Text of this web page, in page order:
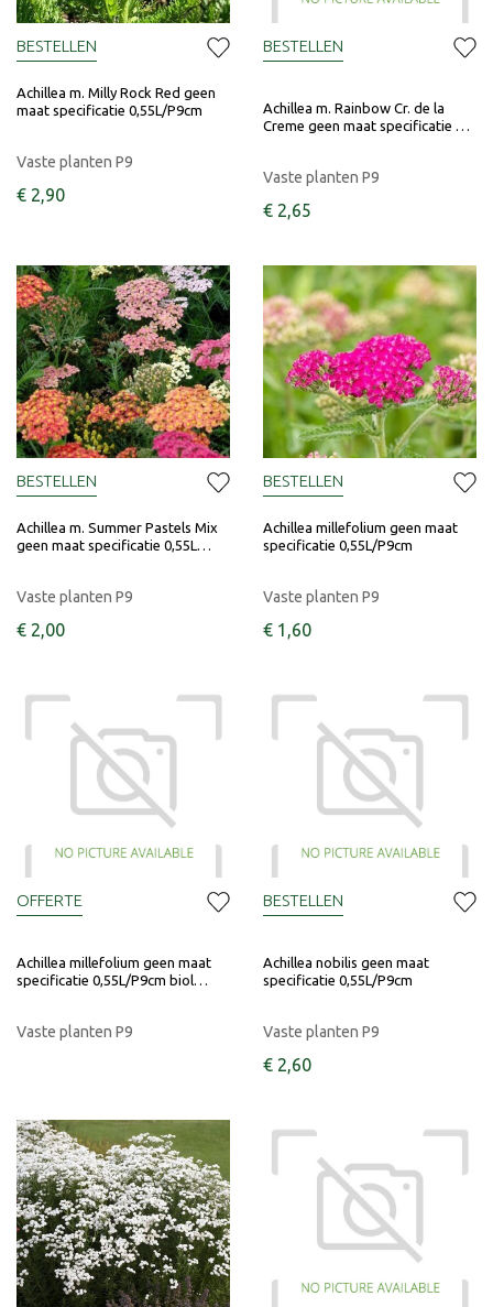
Achillea m. Milly Rock Red geen
maat specificatie 0,55L/P9cm
Vaste planten P9
€ 2,90
BESTELLEN
Achillea m. Rainbow Cr. de la
Creme geen maat specificatie …
Vaste planten P9
€ 2,65
BESTELLEN
Achillea m. Summer Pastels Mix
geen maat specificatie 0,55L…
Vaste planten P9
€ 2,00
BESTELLEN
Achillea millefolium geen maat
specificatie 0,55L/P9cm
Vaste planten P9
€ 1 ,60
BESTELLEN
Achillea millefolium geen maat
specificatie 0,55L/P9cm biol…
Vaste planten P9
OFFERTE
Achillea nobilis geen maat
specificatie 0,55L/P9cm
Vaste planten P9
€ 2,60
BESTELLEN